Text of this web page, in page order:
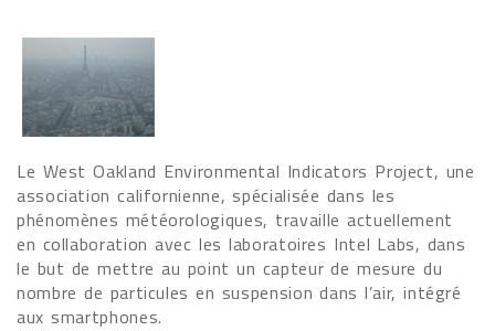
Le West Oakland Environmental Indicators Project, une
association californienne, spécialisée dans les
phénomènes météorologiques, travaille actuellement
en collaboration avec les laboratoires Intel Labs, dans
le but de mettre au point un capteur de mesure du
nombre de particules en suspension dans l’air, intégré
aux smartphones.